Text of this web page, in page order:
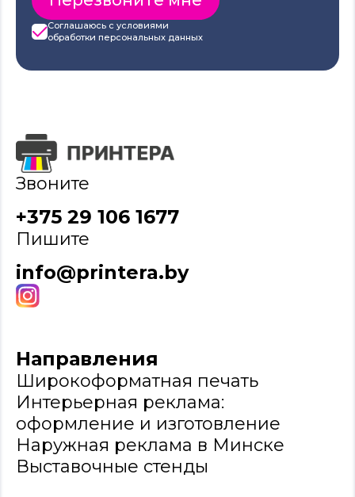
Соглашаюсь с условиями
обработки персональных данных
Звоните
+375 29 106 1677
Пишите
info@printera.by
Направления
Широкоформатная печать
Интерьерная реклама:
оформление и изготовление
Наружная реклама в Минске
Выставочные стенды